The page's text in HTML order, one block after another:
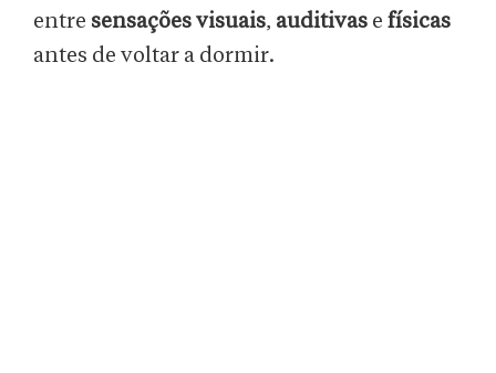
entre sensações visuais, auditivas e físicas
antes de voltar a dormir.